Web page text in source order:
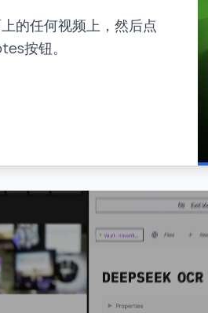
的任何视频上，然后点
按钮。